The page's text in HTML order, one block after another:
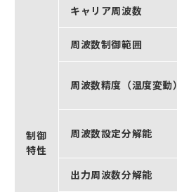
制御
特性
キャリア周波数
周波数制御範囲
周波数精度（温度変動）
周波数設定分解能
出力周波数分解能